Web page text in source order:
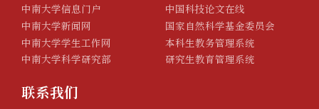
中南大学信息门户
中南大学新闻网
中南大学学生工作网
中南大学科学研究部
中国科技论文在线
国家自然科学基金委员会
本科生教务管理系统
研究生教育管理系统
联系我们